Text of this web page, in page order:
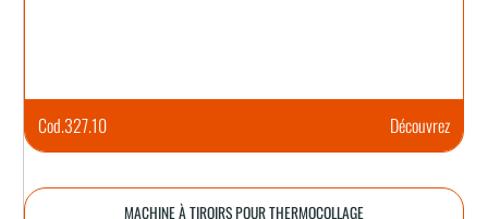
Cod.327.10 Découvrez
MACHINE À TIROIRS POUR THERMOCOLLAGE